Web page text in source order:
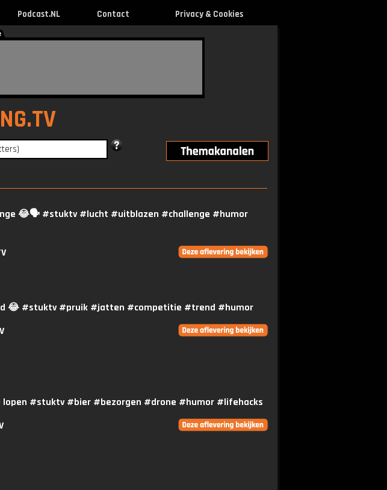
Podcast.NL Contact Privacy & Cookies
😂🗣️ #stuktv #lucht #uitblazen #challenge #humor
😂 #stuktv #pruik #jatten #competitie #trend #humor
lopen #stuktv #bier #bezorgen #drone #humor #lifehacks